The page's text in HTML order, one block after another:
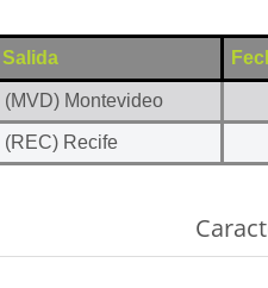
Salida
(MVD) Montevideo
(REC) Recife